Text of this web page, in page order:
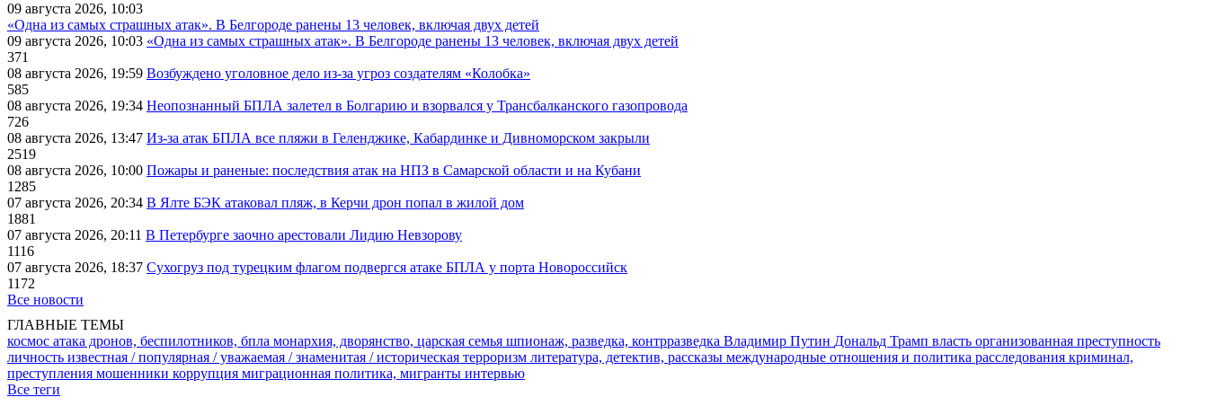
09 августа 2026, 10:03
«Одна из самых страшных атак». В Белгороде ранены 13 человек, включая двух детей
09 августа 2026, 10:03 «Одна из самых страшных атак». В Белгороде ранены 13 человек, включая двух детей
371
08 августа 2026, 19:59 Возбуждено уголовное дело из-за угроз создателям «Колобка»
585
08 августа 2026, 19:34 Неопознанный БПЛА залетел в Болгарию и взорвался у Трансбалканского газопровода
726
08 августа 2026, 13:47 Из-за атак БПЛА все пляжи в Геленджике, Кабардинке и Дивноморском закрыли
2519
08 августа 2026, 10:00 Пожары и раненые: последствия атак на НПЗ в Самарской области и на Кубани
1285
07 августа 2026, 20:34 В Ялте БЭК атаковал пляж, в Керчи дрон попал в жилой дом
1881
07 августа 2026, 20:11 В Петербурге заочно арестовали Лидию Невзорову
1116
07 августа 2026, 18:37 Сухогруз под турецким флагом подвергся атаке БПЛА у порта Новороссийск
1172
Все новости
ГЛАВНЫЕ ТЕМЫ
космос атака дронов, беспилотников, бпла монархия, дворянство, царская семья шпионаж, разведка, контрразведка Владимир Путин Дональд Трамп власть организованная преступность
личность известная / популярная / уважаемая / знаменитая / историческая терроризм литература, детектив, рассказы международные отношения и политика расследования криминал,
преступления мошенники коррупция миграционная политика, мигранты интервью
Все теги